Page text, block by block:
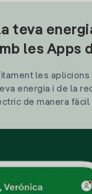
teva
les Apps
les aplicions
energia i de la
de manera fàcil